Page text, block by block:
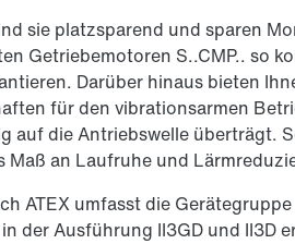
sie platzsparend und sparen
Getriebemotoren S..CMP.. so
Darüber hinaus bieten
für den vibrationsarmen
auf die Antriebswelle überträgt.
Maß an Laufruhe und
ATEX umfasst die
der Ausführung II3GD und II3D